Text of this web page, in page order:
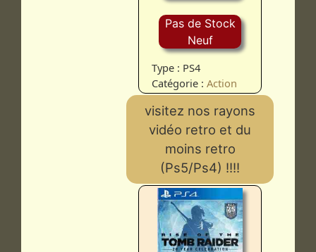
Pas de Stock
Neuf
Type : PS4
Catégorie :Action
visitez nos rayons
vidéo retro et du
moins retro
(Ps5/Ps4) !!!!